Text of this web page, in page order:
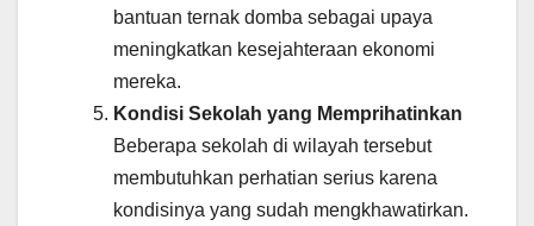
bantuan ternak domba sebagai upaya
meningkatkan kesejahteraan ekonomi
mereka.
Kondisi Sekolah yang Memprihatinkan
Beberapa sekolah di wilayah tersebut
membutuhkan perhatian serius karena
kondisinya yang sudah mengkhawatirkan.